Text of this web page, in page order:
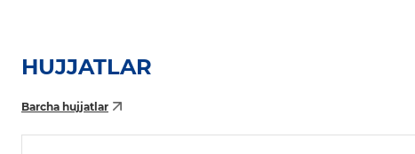
HUJJATLAR
Barcha hujjatlar